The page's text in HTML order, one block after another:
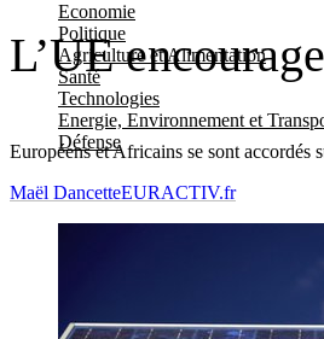
Economie
Politique
Agriculture et Alimentation
Santé
Technologies
Energie, Environnement et
Défense
L’UE
Européens et Africains se sont accordés
Maël DancetteEURACTIV.fr